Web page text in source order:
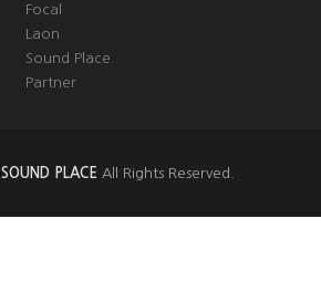
Focal
Laon
Sound Place
Partner
SOUND PLACE All Rights Reserved.